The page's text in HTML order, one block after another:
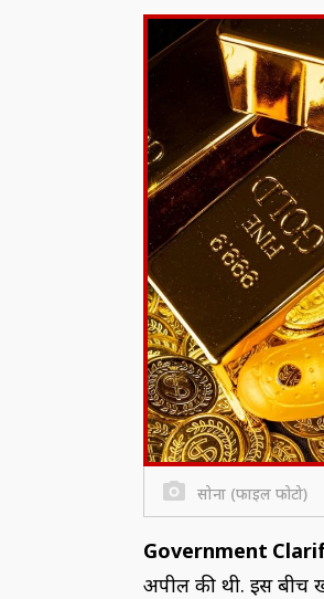
सोना (फाइल फोटो)
Government
अपील की थी. इस बीच